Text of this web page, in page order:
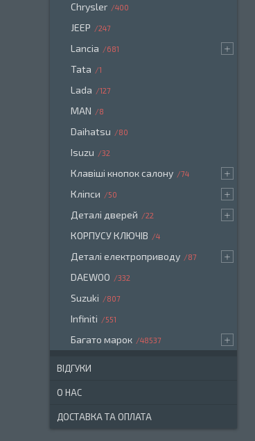
Chrysler 400
JEEP 247
Lancia 681
Tata 1
Lada 127
MAN 8
Daihatsu 80
Isuzu 32
Клавіші кнопок салону 74
Кліпси 50
Деталі дверей 22
КОРПУСУ КЛЮЧІВ 4
Деталі електроприводу 87
DAEWOO 332
Suzuki 807
Infiniti 551
Багато марок 48537
ВІДГУКИ
О НАС
ДОСТАВКА ТА ОПЛАТА